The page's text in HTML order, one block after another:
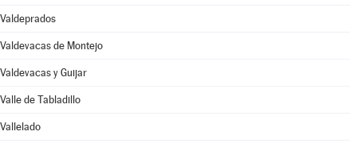
Valdeprados
Valdevacas de Montejo
Valdevacas y Guijar
Valle de Tabladillo
Vallelado